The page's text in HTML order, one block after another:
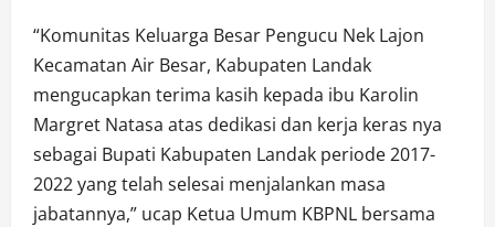
“Komunitas Keluarga Besar Pengucu Nek Lajon
Kecamatan Air Besar, Kabupaten Landak
mengucapkan terima kasih kepada ibu Karolin
Margret Natasa atas dedikasi dan kerja keras nya
sebagai Bupati Kabupaten Landak periode 2017-
2022 yang telah selesai menjalankan masa
jabatannya,” ucap Ketua Umum KBPNL bersama